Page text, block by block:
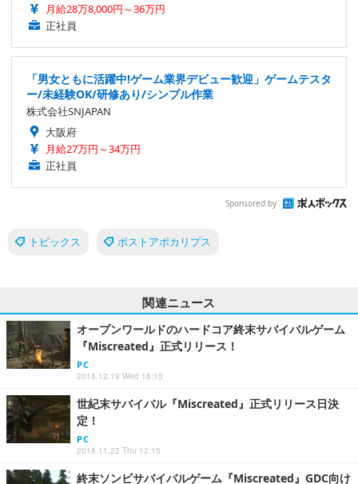
月給28万8,000円～36万円
正社員
「男女ともに活躍中!ゲーム業界デビュー歓迎」ゲームテスタ
ー/未経験OK/研修あり/シンプル作業
株式会社SNJAPAN
大阪府
月給27万円～34万円
正社員
Sponsored by
トピックス ポストアポカリプス
関連ニュース
オープンワールドのハードコア終末サバイバルゲーム
『Miscreated』正式リリース！
PC
2018.12.19 Wed 16:15
世紀末サバイバル『Miscreated』正式リリース日決
定！
PC
2018.11.22 Thu 12:15
終末ソンビサバイバルゲーム『Miscreated』GDC向け